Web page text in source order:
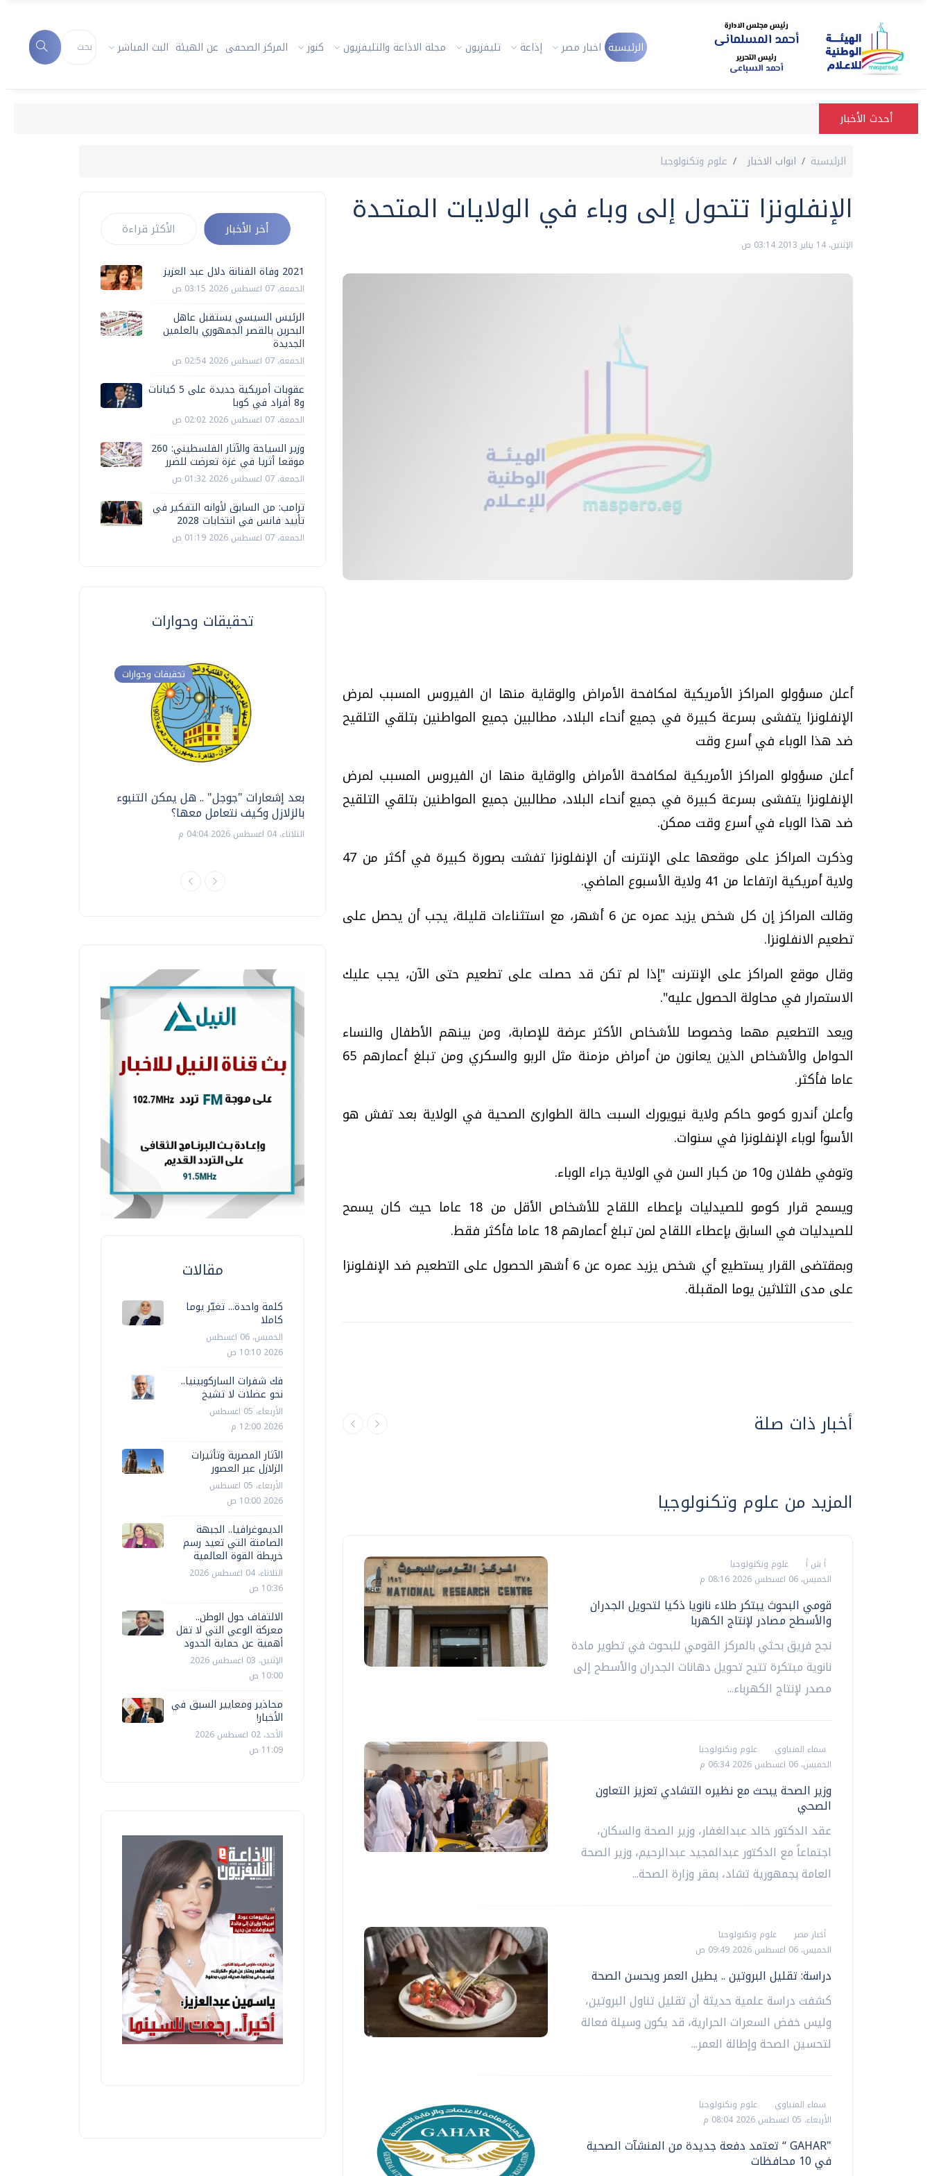
الرئيسية اخبار مصر إذاعة تليفزيون مجلة الاذاعة والتليفزيون كنوز المركز الصحفى عن الهيئة البث المباشر
أحدث الأخبار
الرئيسية ابواب الاخبار علوم وتكنولوجيا
الإنفلونزا تتحول إلى وباء في الولايات المتحدة
الإثنين، 14 يناير 2013 03:14 ص
أعلن مسؤولو المراكز الأمريكية لمكافحة الأمراض والوقاية منها ان الفيروس المسبب لمرض
الإنفلونزا يتفشى بسرعة كبيرة في جميع أنحاء البلاد، مطالبين جميع المواطنين بتلقي التلقيح
ضد هذا الوباء في أسرع وقت
أعلن مسؤولو المراكز الأمريكية لمكافحة الأمراض والوقاية منها ان الفيروس المسبب لمرض
الإنفلونزا يتفشى بسرعة كبيرة في جميع أنحاء البلاد، مطالبين جميع المواطنين بتلقي التلقيح
ضد هذا الوباء في أسرع وقت ممكن.
وذكرت المراكز على موقعها على الإنترنت أن الإنفلونزا تفشت بصورة كبيرة في أكثر من 47
ولاية أمريكية ارتفاعا من 41 ولاية الأسبوع الماضي.
وقالت المراكز إن كل شخص يزيد عمره عن 6 أشهر، مع استثناءات قليلة، يجب أن يحصل على
تطعيم الانفلونزا.
وقال موقع المراكز على الإنترنت "إذا لم تكن قد حصلت على تطعيم حتى الآن، يجب عليك
الاستمرار في محاولة الحصول عليه".
ويعد التطعيم مهما وخصوصا للأشخاص الأكثر عرضة للإصابة، ومن بينهم الأطفال والنساء
الحوامل والأشخاص الذين يعانون من أمراض مزمنة مثل الربو والسكري ومن تبلغ أعمارهم 65
عاما فأكثر.
وأعلن أندرو كومو حاكم ولاية نيويورك السبت حالة الطوارئ الصحية في الولاية بعد تفش هو
الأسوأ لوباء الإنفلونزا في سنوات.
وتوفي طفلان و10 من كبار السن في الولاية جراء الوباء.
ويسمح قرار كومو للصيدليات بإعطاء اللقاح للأشخاص الأقل من 18 عاما حيث كان يسمح
للصيدليات في السابق بإعطاء اللقاح لمن تبلغ أعمارهم 18 عاما فأكثر فقط.
وبمقتضى القرار يستطيع أي شخص يزيد عمره عن 6 أشهر الحصول على التطعيم ضد الإنفلونزا
على مدى الثلاثين يوما المقبلة.
أخبار ذات صلة
المزيد من علوم وتكنولوجيا
أ ش أ
علوم وتكنولوجيا
الخميس، 06 اغسطس 2026 08:16 م
قومي البحوث يبتكر طلاء نانويا ذكيا لتحويل الجدران
والأسطح مصادر لإنتاج الكهربا
نجح فريق بحثي بالمركز القومي للبحوث في تطوير مادة
نانوية مبتكرة تتيح تحويل دهانات الجدران والأسطح إلى
مصدر لإنتاج الكهرباء...
سماء المنياوي
علوم وتكنولوجيا
الخميس، 06 اغسطس 2026 06:34 م
وزير الصحة يبحث مع نظيره التشادي تعزيز التعاون
الصحي
عقد الدكتور خالد عبدالغفار، وزير الصحة والسكان،
اجتماعاً مع الدكتور عبدالمجيد عبدالرحيم، وزير الصحة
العامة بجمهورية تشاد، بمقر وزارة الصحة...
أخبار مصر
علوم وتكنولوجيا
الخميس، 06 اغسطس 2026 09:49 ص
دراسة: تقليل البروتين .. يطيل العمر ويحسن الصحة
كشفت دراسة علمية حديثة أن تقليل تناول البروتين،
وليس خفض السعرات الحرارية، قد يكون وسيلة فعالة
لتحسين الصحة وإطالة العمر...
سماء المنياوي
علوم وتكنولوجيا
الأربعاء، 05 اغسطس 2026 08:04 م
"GAHAR “ تعتمد دفعة جديدة من المنشآت الصحية
في 10 محافظات
أخر الأخبار الأكثر قراءة
2021 وفاة الفنانة دلال عبد العزيز
الجمعة، 07 اغسطس 2026 03:15 ص
الرئيس السيسي يستقبل عاهل
البحرين بالقصر الجمهوري بالعلمين
الجديدة
الجمعة، 07 اغسطس 2026 02:54 ص
عقوبات أمريكية جديدة على 5 كيانات
و8 أفراد في كوبا
الجمعة، 07 اغسطس 2026 02:02 ص
وزير السياحة والآثار الفلسطيني: 260
موقعا أثريا في غزة تعرضت للضرر
الجمعة، 07 اغسطس 2026 01:32 ص
ترامب: من السابق لأوانه التفكير في
تأييد فانس في انتخابات 2028
الجمعة، 07 اغسطس 2026 01:19 ص
تحقيقات وحوارات
تحقيقات وحوارات
بعد إشعارات "جوجل" .. هل يمكن التنبوء
بالزلازل وكيف نتعامل معها؟
الثلاثاء، 04 اغسطس 2026 04:04 م
دليلك للتنسيق الجامعي .. تساؤلات
وإجابات
فيديو.. الإعلام الرقمي.. تقنيات واعدة
وتحديات هائلة
موجات الطقس الساخنة.. لماذا تحدث وكيف
مقالات
كلمة واحدة... تغيّر يوما
كاملا
الخميس، 06 اغسطس
2026 10:10 ص
فك شفرات الساركوبينيا..
نحو عضلات لا تشيخ
الأربعاء، 05 اغسطس
2026 12:00 م
الآثار المصرية وتأثيرات
الزلازل عبر العصور
الأربعاء، 05 اغسطس
2026 10:00 ص
الديموغرافيا.. الجبهة
الصامتة التي تعيد رسم
خريطة القوة العالمية
الثلاثاء، 04 اغسطس 2026
10:36 ص
الالتفاف حول الوطن..
معركة الوعي التي لا تقل
أهمية عن حماية الحدود
الإثنين، 03 اغسطس 2026
10:00 ص
محاذير ومعايير السبق في
الأخبار!
الأحد، 02 اغسطس 2026
11:09 ص